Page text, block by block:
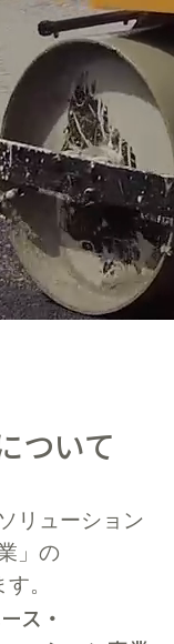
ついて
リューション
」の
。
ス・